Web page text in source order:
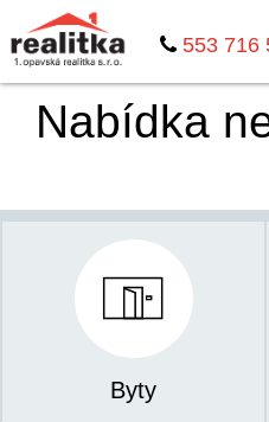
553 716
Nabídka
Byty